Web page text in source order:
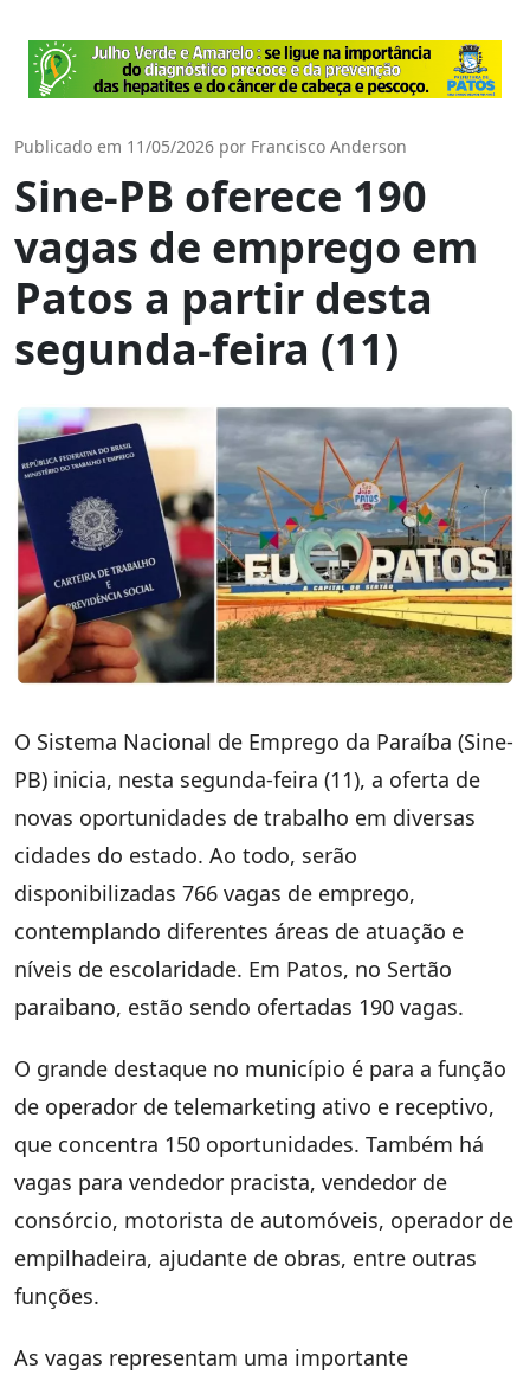
Publicado em 11/05/2026 por Francisco Anderson
Sine-PB oferece 190
vagas de emprego em
Patos a partir desta
segunda-feira (11)
O Sistema Nacional de Emprego da Paraíba (Sine-
PB) inicia, nesta segunda-feira (11), a oferta de
novas oportunidades de trabalho em diversas
cidades do estado. Ao todo, serão
disponibilizadas 766 vagas de emprego,
contemplando diferentes áreas de atuação e
níveis de escolaridade. Em Patos, no Sertão
paraibano, estão sendo ofertadas 190 vagas.
O grande destaque no município é para a função
de operador de telemarketing ativo e receptivo,
que concentra 150 oportunidades. Também há
vagas para vendedor pracista, vendedor de
consórcio, motorista de automóveis, operador de
empilhadeira, ajudante de obras, entre outras
funções.
As vagas representam uma importante